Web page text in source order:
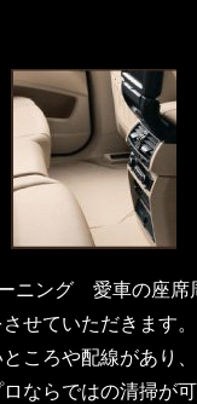
ーニング愛車の座席
せていただきます
ころや配線があり
ならではの清掃が可